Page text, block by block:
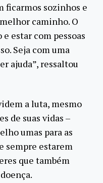
ficarmos sozinhos e
caminho. O
estar com pessoas
Seja com uma
ajuda”, ressaltou
a luta, mesmo
de suas vidas –
umas para as
sempre estarem
que também